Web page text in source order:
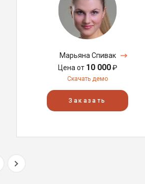
Марьяна Спивак
Цена от 10 000₽
Скачать демо
Заказать